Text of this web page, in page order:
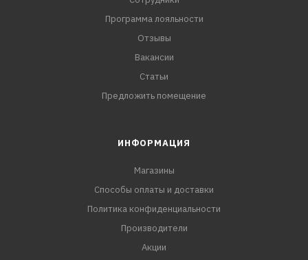
Программа лояльности
Отзывы
Вакансии
Статьи
Предложить помещение
ИНФОРМАЦИЯ
Магазины
Способы оплаты и доставки
Политика конфиденциальности
Производители
Акции